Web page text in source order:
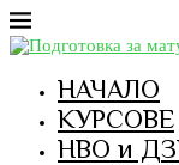
НАЧАЛО
КУРСОВЕ
НВО и